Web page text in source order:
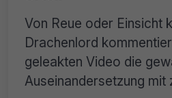
Von Reue oder Einsicht
Drachenlord
geleakten Video die
Auseinandersetzung mit